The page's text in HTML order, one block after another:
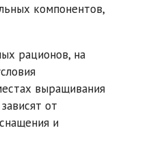
компонентов,
рационов, на
выращивания
от
и